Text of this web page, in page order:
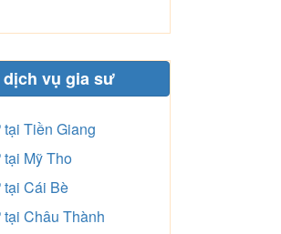
dịch vụ gia sư
Tiền Giang
Mỹ Tho
Cái Bè
Châu Thành